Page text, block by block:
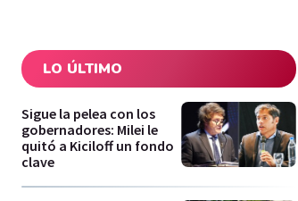
LO ÚLTIMO
Sigue la pelea con los
gobernadores: Milei le
quitó a Kiciloff un fondo
clave